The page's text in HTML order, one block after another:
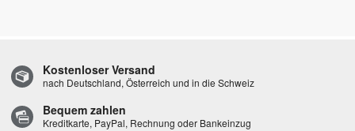
Kostenloser Versand
nach Deutschland, Österreich und in die Schweiz
Bequem zahlen
Kreditkarte, PayPal, Rechnung oder Bankeinzug